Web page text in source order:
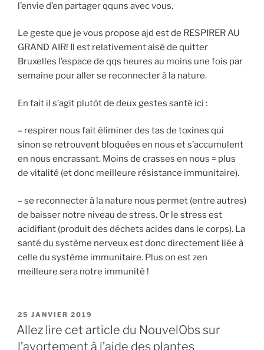
l’envie d’en partager qquns avec vous.
Le geste que je vous propose ajd est de RESPIRER AU
GRAND AIR! Il est relativement aisé de quitter
Bruxelles l’espace de qqs heures au moins une fois par
semaine pour aller se reconnecter à la nature.
En fait il s’agit plutôt de deux gestes santé ici :
– respirer nous fait éliminer des tas de toxines qui
sinon se retrouvent bloquées en nous et s’accumulent
en nous encrassant. Moins de crasses en nous = plus
de vitalité (et donc meilleure résistance immunitaire).
– se reconnecter à la nature nous permet (entre autres)
de baisser notre niveau de stress. Or le stress est
acidifiant (produit des déchets acides dans le corps). La
santé du système nerveux est donc directement liée à
celle du système immunitaire. Plus on est zen
meilleure sera notre immunité !
PUBLIÉ
LE
25 JANVIER 2019
Allez lire cet article du NouvelObs sur
l’avortement à l’aide des plantes